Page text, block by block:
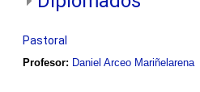
Pastoral
Profesor: Daniel Arceo Mariñelarena